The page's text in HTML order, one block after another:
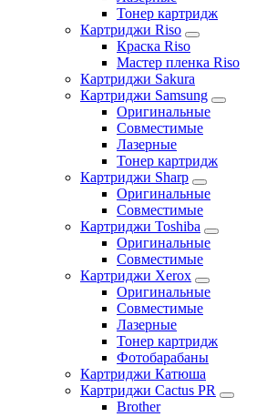
Тонер картридж
Картриджи Riso
Краска Riso
Мастер пленка Riso
Картриджи Sakura
Картриджи Samsung
Оригинальные
Совместимые
Лазерные
Тонер картридж
Картриджи Sharp
Оригинальные
Совместимые
Картриджи Toshiba
Оригинальные
Совместимые
Картриджи Xerox
Оригинальные
Совместимые
Лазерные
Тонер картридж
Фотобарабаны
Картриджи Катюша
Картриджи Cactus PR
Brother